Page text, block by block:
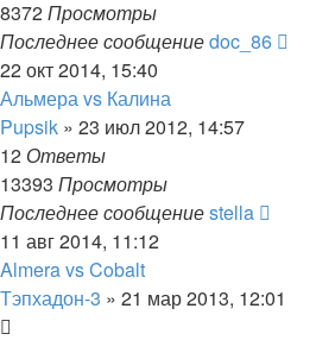
8372Просмотры
Последнее сообщениеdoc_86
22 окт 2014, 15:40
Альмера vs Калина
Pupsik » 23 июл 2012, 14:57
12 Ответы
13393 Просмотры
Последнее сообщениеstella
11 авг 2014, 11:12
Almera vs Cobalt
Тэпхадон-3 » 21 мар 2013, 12:01